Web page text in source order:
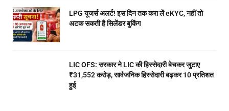
LPG यूजर्स अलर्ट! इस दिन तक करा लें eKYC, नहीं तो
अटक सकती है सिलेंडर बुकिंग
LIC OFS: सरकार ने LIC की हिस्सेदारी बेचकर जुटाए
₹31,552 करोड़, सार्वजनिक हिस्सेदारी बढ़कर 10 प्रतिशत
हुई